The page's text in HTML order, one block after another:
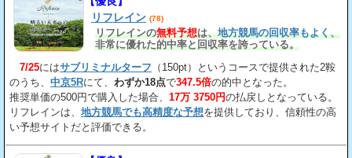
リフレイン (78)
リフレインの無料予想は、地方競馬の回収率もよく、
非常に優れた的中率と回収率を誇っている。
7/25にはサブリミナルターフ （150pt）というコースで提供された2鞍
のうち、 中京5Rにて、 わずか18点で347.5倍の的中となった。
推奨単価の500円で購入した場合、 17万 3750円の払戻しとなっている。
リフレインは、 地方競馬でも高精度な予想を提供しており、信頼性の高
い予想サイトだと評価できる。